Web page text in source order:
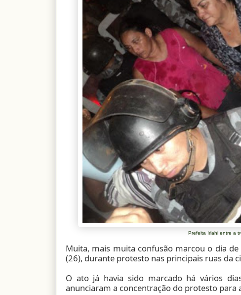
Prefeita Irlahi entre a
Muita, mais muita confusão marcou o dia
(26), durante protesto nas principais ruas da
O ato já havia sido marcado há vários
anunciaram a concentração do protesto para